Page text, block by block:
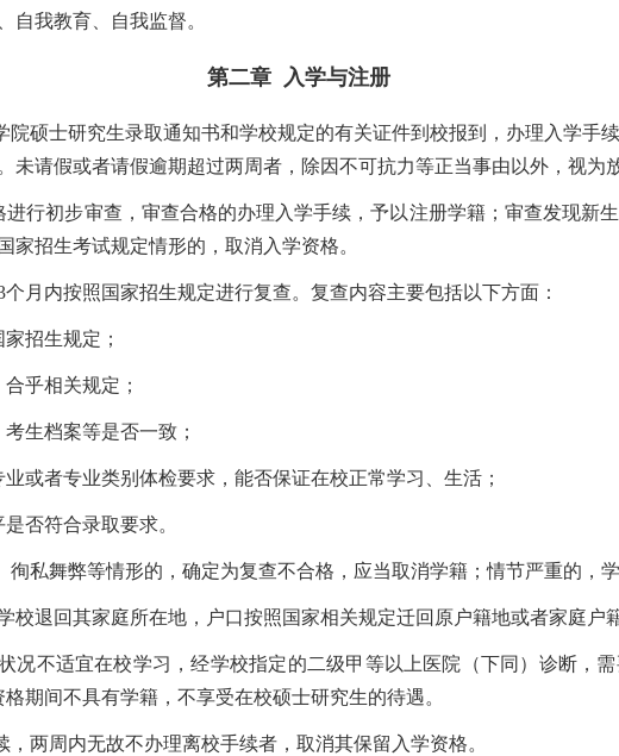
自我教育、自我监督。
第二章 入学与注册
院硕士研究生录取通知书和学校规定的有关证件到校报到，办理入学手
未请假或者请假逾期超过两周者，除因不可抗力等正当事由以外，视为
行初步审查，审查合格的办理入学手续，予以注册学籍；审查发现新
招生考试规定情形的，取消入学资格。
个月内按照国家招生规定进行复查。复查内容主要包括以下方面：
招生规定；
乎相关规定；
生档案等是否一致；
者专业类别体检要求，能否保证在校正常学习、生活；
否符合录取要求。
私舞弊等情形的，确定为复查不合格，应当取消学籍；情节严重的，
退回其家庭所在地，户口按照国家相关规定迁回原户籍地或者家庭户
不适宜在校学习，经学校指定的二级甲等以上医院（下同）诊断，
期间不具有学籍，不享受在校硕士研究生的待遇。
两周内无故不办理离校手续者，取消其保留入学资格。